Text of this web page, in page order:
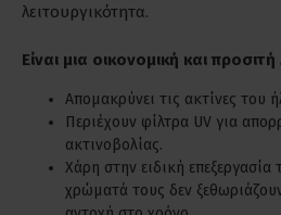
λειτουργικότητα.
Είναι μια οικονομική και
Απομακρύνει τις ακτίνες του
Περιέχουν φίλτρα UV για
ακτινοβολίας.
Χάρη στην ειδική
χρώματά τους δεν